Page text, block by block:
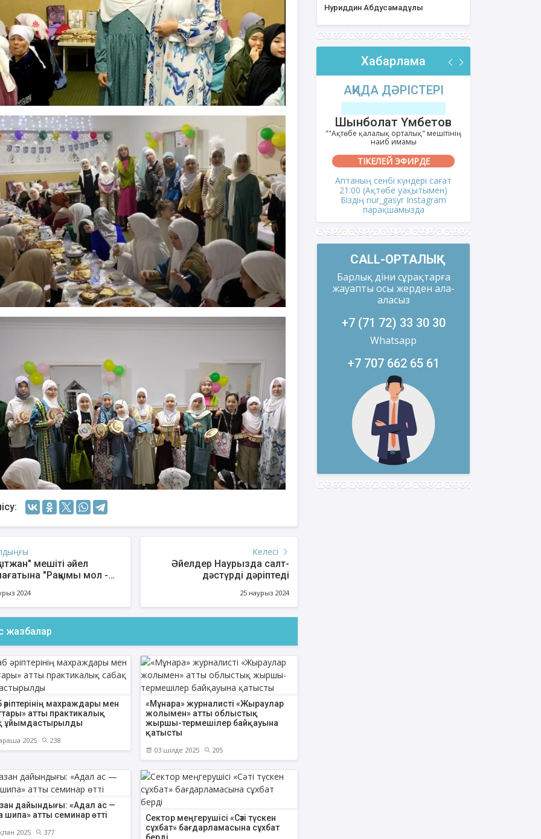
мешіті әйел
"Рақымы мол -
2024
Келесі
Әйелдер Наурызда салт-
дәстүрді дәріптеді
25 наурыз 2024
жазбалар
әріптерінің махраждары мен
атты практикалық
ұйымдастырылды
2025 238
«Мұнара» журналисті «Жыраулар
жолымен» атты облыстық
жыршы-термешілер байқауына
қатысты
03 шілде 2025 205
дайындығы: «Адал ас —
шипа» атты семинар өтті
2025 377
Сектор меңгерушісі «Сәті түскен
сұхбат» бағдарламасына сұхбат
берді
Нуриддин Абдусамадұлы
Хабарлама
АҚИДА ДӘРІСТЕРІ
Шынболат Үмбетов
""Ақтөбе қалалық орталық" мешітінің
наиб имамы
ТІКЕЛЕЙ ЭФИРДЕ
Аптаның сенбі күндері сағат
21:00 (Ақтөбе уақытымен)
Біздің nur_gasyr Instagram
парақшамызда
ФИҚҺ ДӘРІСТЕРІ
Нұрбол Смағұлов
""Нұр Ғасыр" облыстық мешітінің
наиб имамы
ТІКЕЛЕЙ ЭФИРДЕ
Аптаның сәрсенбі күндері сағат
21:00 (Ақтөбе уақытымен)
Біздің nur_gasyr Instagram
парақшамызда
АҚИДА ДӘРІСТЕРІ
Шынболат Үмбетов
""Ақтөбе қалалық орталық" мешітінің
наиб имамы
ТІКЕЛЕЙ ЭФИРДЕ
Аптаның сенбі күндері сағат
21:00 (Ақтөбе уақытымен)
Біздің nur_gasyr Instagram
парақшамызда
CALL-ОРТАЛЫҚ
Барлық діни сұрақтарға
жауапты осы жерден ала-
аласыз
+7 (71 72) 33 30 30
Whatsapp
+7 707 662 65 61